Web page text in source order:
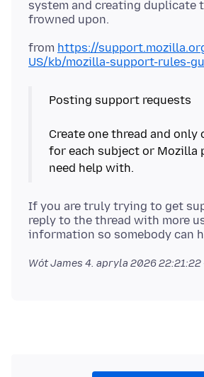
system and creating duplicate
from https://
US/kb/mozilla-support-rules-
Posting support requests
Create one thread and only
for each subject or Mozilla
need help with.
If you are truly trying to get
reply to the thread with more
Wót James 4. apryla 2026